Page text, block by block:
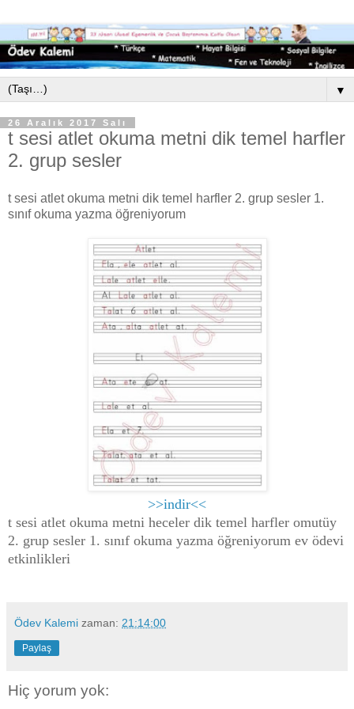
▼
26 Aralık 2017 Salı
t sesi atlet okuma metni dik temel harfler
2. grup sesler
t sesi atlet okuma metni dik temel harfler 2. grup sesler 1.
sınıf okuma yazma öğreniyorum
>>indir<<
t sesi atlet okuma metni heceler dik temel harfler omutüy
2. grup sesler 1. sınıf okuma yazma öğreniyorum ev ödevi
etkinlikleri
Ödev Kalemi zaman: 21:14:00
Paylaş
Hiç yorum yok: